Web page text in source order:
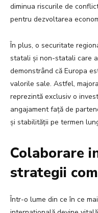
diminua riscurile de
pentru dezvoltarea
În plus, o securitate
statali și non-statali care
demonstrând că Europa
valorile sale. Astfel,
reprezintă exclusiv o
angajament față de
și stabilității pe termen
Colaborare
strategii
Într-o lume din ce în ce